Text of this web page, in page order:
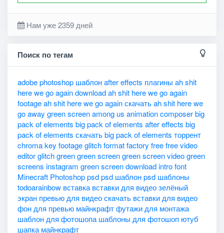
Нам уже 2359 дней
Поиск по тегам
adobe photoshop шаблонafter effects плагины ah shit
here we go again downloadah shit here we go again
footageah shit here we go again скачатьah shit here we
go away green screenamong us animation composerbig
pack of elements big pack of elements after effects big
pack of elements скачатьbig pack of elements торрент
chroma key footage glitchformat factory freefree video
editorglitchgreengreen screengreen screen videogreen
screens instagram green screen downloadintro font
Minecraft Photoshoppsdpsd шаблонpsd шаблоны
todoarainbow вставка вставки для видеозелёный
экран превью для видеоскачать вставки для видео
фон для превью майнкрафтфутажи для монтажа
шаблон для фотошопа шаблоны для фотошоп ютуб
шапка майнкрафт